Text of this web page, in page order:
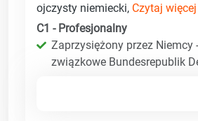
ojczysty niemiecki, Czytaj więcej
C1 - Profesjonalny
Zaprzysiężony przez Niemcy
związkowe Bundesrepublik